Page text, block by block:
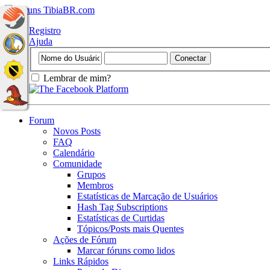
Registro
Ajuda
Lembrar de mim?
Forum
Novos Posts
FAQ
Calendário
Comunidade
Grupos
Membros
Estatísticas de Marcação de Usuários
Hash Tag Subscriptions
Estatísticas de Curtidas
Tópicos/Posts mais Quentes
Ações de Fórum
Marcar fóruns como lidos
Links Rápidos